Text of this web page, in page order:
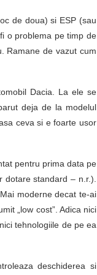
de doua) si ESP (sau
o problema pe timp de
Ramane de vazut cum
Dacia. La ele se
deja de la modelul
ceva si e foarte usor
pentru prima data pe
standard – n.r.).
moderne decat te-ai
„low cost”. Adica nici
tehnologiile de pe ea
deschiderea si